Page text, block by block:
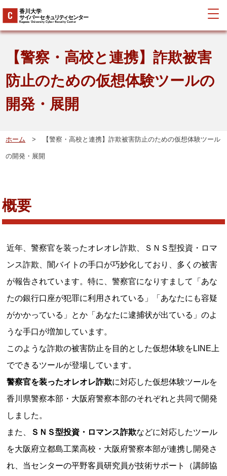
【警察・高校と連携】詐欺被害
防止のための仮想体験ツールの
開発・展開
ホーム > 【警察・高校と連携】詐欺被害防止のための仮想体験ツール
の開発・展開
概要
近年、警察官を装ったオレオレ詐欺、ＳＮＳ型投資・ロマ
ンス詐欺、闇バイトの手口が巧妙化しており、多くの被害
が報告されています。特に、警察官になりすまして「あな
たの銀行口座が犯罪に利用されている」「あなたにも容疑
がかかっている」とか「あなたに逮捕状が出ている」のよ
うな手口が増加しています。
このような詐欺の被害防止を目的とした仮想体験をLINE上
でできるツールが登場しています。
警察官を装ったオレオレ詐欺に対応した仮想体験ツールを
香川県警察本部・大阪府警察本部のそれぞれと共同で開発
しました。
また、
ＳＮＳ型投資・ロマンス詐欺などに対応したツール
を大阪府立都島工業高校・大阪府警察本部が連携し開発さ
れ、当センターの平野客員研究員が技術サポート（講師協